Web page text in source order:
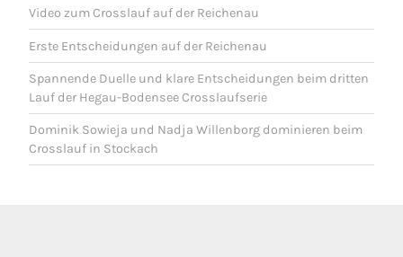
Video zum Crosslauf auf der Reichenau
Erste Entscheidungen auf der Reichenau
Spannende Duelle und klare Entscheidungen beim dritten
Lauf der Hegau-Bodensee Crosslaufserie
Dominik Sowieja und Nadja Willenborg dominieren beim
Crosslauf in Stockach